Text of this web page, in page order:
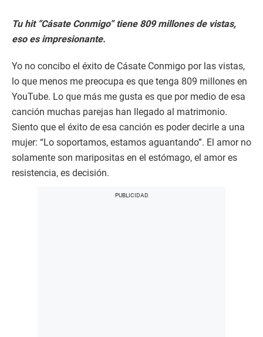
Tu hit “Cásate Conmigo” tiene 809 millones de vistas,
eso es impresionante.
Yo no concibo el éxito de Cásate Conmigo por las vistas,
lo que menos me preocupa es que tenga 809 millones en
YouTube. Lo que más me gusta es que por medio de esa
canción muchas parejas han llegado al matrimonio.
Siento que el éxito de esa canción es poder decirle a una
mujer: “Lo soportamos, estamos aguantando”. El amor no
solamente son maripositas en el estómago, el amor es
resistencia, es decisión.